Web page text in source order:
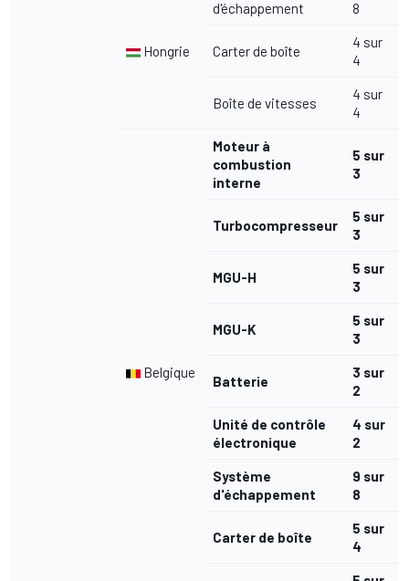
Hongrie
d'échappement
8
Carter de boîte
4 sur
4
Boîte de vitesses
4 sur
4
Belgique
Moteur à
combustion
interne
5 sur
3
Turbocompresseur
5 sur
3
MGU-H
5 sur
3
MGU-K
5 sur
3
Batterie
3 sur
2
Unité de contrôle
électronique
4 sur
2
Système
d'échappement
9 sur
8
Carter de boîte
5 sur
4